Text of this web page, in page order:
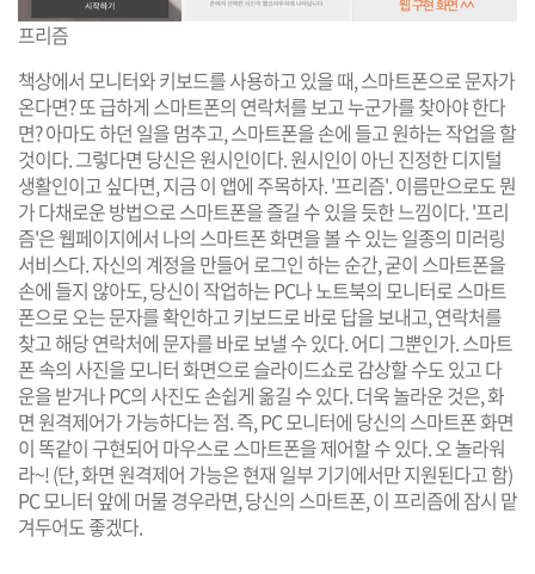
프리즘
책상에서 모니터와 키보드를 사용하고 있을 때, 스마트폰으로 문자가
온다면? 또 급하게 스마트폰의 연락처를 보고 누군가를 찾아야 한다
면? 아마도 하던 일을 멈추고, 스마트폰을 손에 들고 원하는 작업을 할
것이다. 그렇다면 당신은 원시인이다. 원시인이 아닌 진정한 디지털
생활인이고 싶다면, 지금 이 앱에 주목하자. '프리즘'. 이름만으로도 뭔
가 다채로운 방법으로 스마트폰을 즐길 수 있을 듯한 느낌이다. '프리
즘'은 웹페이지에서 나의 스마트폰 화면을 볼 수 있는 일종의 미러링
서비스다. 자신의 계정을 만들어 로그인 하는 순간, 굳이 스마트폰을
손에 들지 않아도, 당신이 작업하는 PC나 노트북의 모니터로 스마트
폰으로 오는 문자를 확인하고 키보드로 바로 답을 보내고, 연락처를
찾고 해당 연락처에 문자를 바로 보낼 수 있다. 어디 그뿐인가. 스마트
폰 속의 사진을 모니터 화면으로 슬라이드쇼로 감상할 수도 있고 다
운을 받거나 PC의 사진도 손쉽게 옮길 수 있다. 더욱 놀라운 것은, 화
면 원격제어가 가능하다는 점. 즉, PC 모니터에 당신의 스마트폰 화면
이 똑같이 구현되어 마우스로 스마트폰을 제어할 수 있다. 오 놀라워
라~! (단, 화면 원격제어 가능은 현재 일부 기기에서만 지원된다고 함)
PC 모니터 앞에 머물 경우라면, 당신의 스마트폰, 이 프리즘에 잠시 맡
겨두어도 좋겠다.